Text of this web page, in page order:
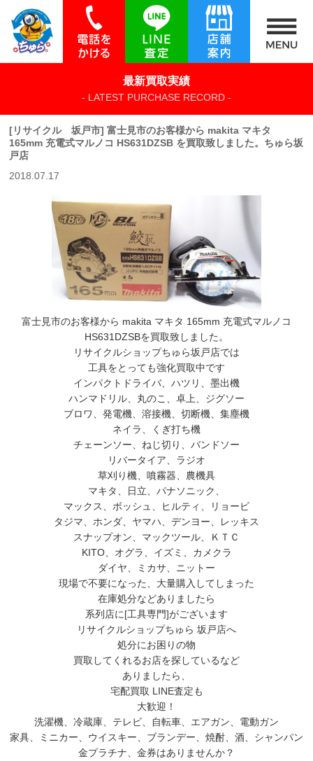
最新買取実績
- LATEST PURCHASE RECORD -
[リサイクル 坂戸市] 富士見市のお客様から makita マキタ
165mm 充電式マルノコ HS631DZSB を買取致しました。ちゅら坂
戸店
2018.07.17
富士見市のお客様から makita マキタ 165mm 充電式マルノコ
HS631DZSBを買取致しました。
リサイクルショップちゅら坂戸店では
工具をとっても強化買取中です
インパクトドライバ、ハツリ、墨出機
ハンマドリル、丸のこ、卓上、ジグソー
ブロワ、発電機、溶接機、切断機、集塵機
ネイラ、くぎ打ち機
チェーンソー、ねじ切り、バンドソー
リバータイア、ラジオ
草刈り機、噴霧器、農機具
マキタ、日立、パナソニック、
マックス、ボッシュ、ヒルティ、リョービ
タジマ、ホンダ、ヤマハ、デンヨー、レッキス
スナップオン、マックツール、ＫＴＣ
KITO、オグラ、イズミ、カメクラ
ダイヤ、ミカサ、ニットー
現場で不要になった、大量購入してしまった
在庫処分などありましたら
系列店に[工具専門]がございます
リサイクルショップちゅら 坂戸店へ
処分にお困りの物
買取してくれるお店を探しているなど
ありましたら、
宅配買取 LINE査定も
大歓迎！
洗濯機、冷蔵庫、テレビ、自転車、エアガン、電動ガン
家具、ミニカー、ウイスキー、ブランデー、焼酎、酒、シャンパン
金プラチナ、金券はありませんか？